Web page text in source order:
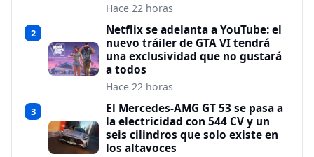
Hace 22 horas
2
Netflix se adelanta a YouTube: el
nuevo tráiler de GTA VI tendrá
una exclusividad que no gustará
a todos
Hace 22 horas
3
El Mercedes-AMG GT 53 se pasa a
la electricidad con 544 CV y un
seis cilindros que solo existe en
los altavoces